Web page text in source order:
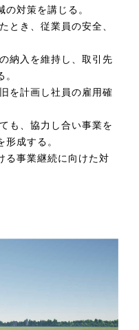
対策を講じる。
とき、従業員の安全、
納入を維持し、取引先
を計画し社員の雇用確
も、協力し合い事業を
成する。
る事業継続に向けた対